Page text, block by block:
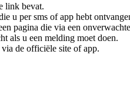
link bevat.
u per sms of app hebt
pagina die via een
als u een melding moet doen.
de officiële site of app.